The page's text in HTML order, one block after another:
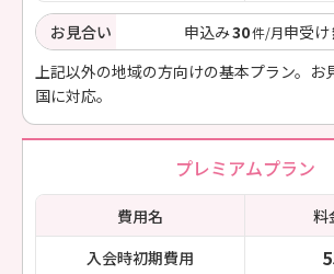
お見合い 申込み30件/月申受け
上記以外の地域の方向けの基本プラン。お
国に対応。
プレミアムプラン
費用名 料
入会時初期費用